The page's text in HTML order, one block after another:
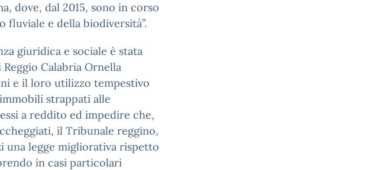
dove, dal 2015, sono in corso
fluviale e della biodiversità”.
giuridica e sociale è stata
Calabria Ornella
e il loro utilizzo tempestivo
strappati alle
a reddito ed impedire che,
il Tribunale reggino,
una legge migliorativa rispetto
in casi particolari